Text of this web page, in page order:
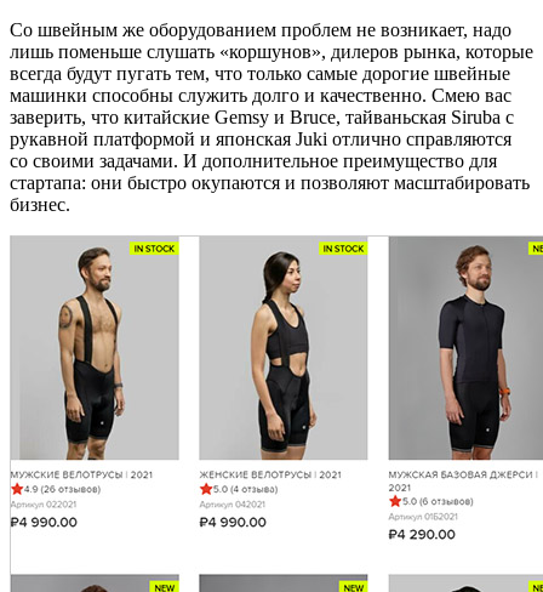
Со швейным же оборудованием проблем не возникает, надо
лишь поменьше слушать «коршунов», дилеров рынка, которые
всегда будут пугать тем, что только самые дорогие швейные
машинки способны служить долго и качественно. Смею вас
заверить, что китайские Gemsy и Bruce, тайваньская Siruba с
рукавной платформой и японская Juki отлично справляются
со своими задачами. И дополнительное преимущество для
стартапа: они быстро окупаются и позволяют масштабировать
бизнес.